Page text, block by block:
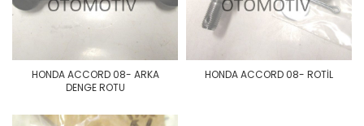
HONDA ACCORD 08- ARKA
DENGE ROTU
HONDA ACCORD 08- ROTİL